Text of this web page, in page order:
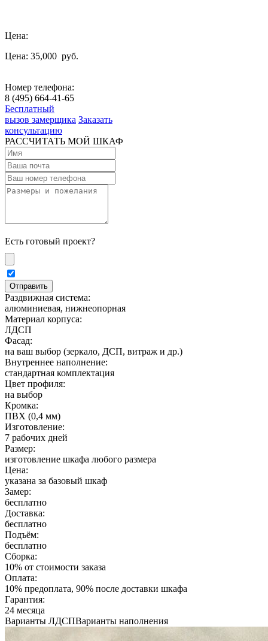
Цена:
Цена: 35,000 руб.
Номер телефона:
8 (495) 664-41-65
Бесплатный
вызов замерщика Заказать
консультацию
РАССЧИТАТЬ МОЙ ШКАФ
Есть готовый проект?
Раздвижная система:
алюминиевая, нижнеопорная
Материал корпуса:
ЛДСП
Фасад:
на ваш выбор (зеркало, ДСП, витраж и др.)
Внутреннее наполнение:
стандартная комплектация
Цвет профиля:
на выбор
Кромка:
ПВХ (0,4 мм)
Изготовление:
7 рабочих дней
Размер:
изготовление шкафа любого размера
Цена:
указана за базовый шкаф
Замер:
бесплатно
Доставка:
бесплатно
Подъём:
бесплатно
Сборка:
10% от стоимости заказа
Оплата:
10% предоплата, 90% после доставки шкафа
Гарантия:
24 месяца
Варианты ЛДСПВарианты наполнения